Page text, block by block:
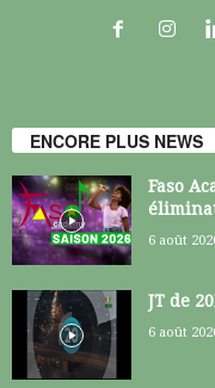
ENCORE PLUS NEWS
Faso
6 août
JT de
6 août